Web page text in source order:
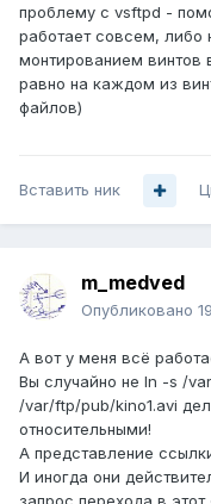
проблему с vsftpd -
работает совсем, либо
монтированием винтов
равно на каждом из
файлов)
Вставить ник
m_medved
Опубликовано
А вот у меня всё
Вы случайно не ln -s /
/var/ftp/pub/kino1.avi
относительными!
А представление
И иногда они